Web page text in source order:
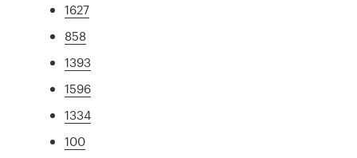
1627
858
1393
1596
1334
100